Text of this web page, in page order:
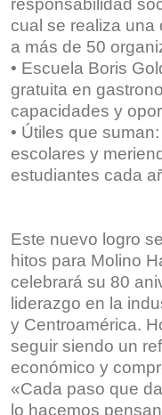
cual se realiza una
a más de 50
•⁠ ⁠Escuela Boris
gratuita en
capacidades y
•⁠ ⁠Útiles que
escolares y
estudiantes cada
Este nuevo logro
hitos para Molino
celebrará su 80
liderazgo en la
y Centroamérica.
seguir siendo un
económico y
«Cada paso que
lo hacemos